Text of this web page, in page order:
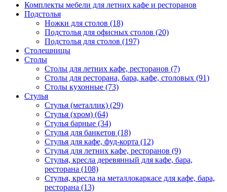
Комплекты мебели для летних кафе и ресторанов
Подстолья
Ножки для столов (18)
Подстолья для офисных столов (20)
Подстолья для столов (197)
Столешницы
Столы
Столы для летних кафе, ресторанов (7)
Столы для ресторана, бара, кафе, столовых (91)
Столы кухонные (73)
Стулья
Стулья (металлик) (29)
Стулья (хром) (64)
Стулья барные (34)
Стулья для банкетов (18)
Стулья для кафе, фуд-корта (12)
Стулья для летних кафе, ресторанов (9)
Стулья, кресла деревянный для кафе, бара,
ресторана (108)
Стулья, кресла на металлокаркасе для кафе, бара,
ресторана (13)